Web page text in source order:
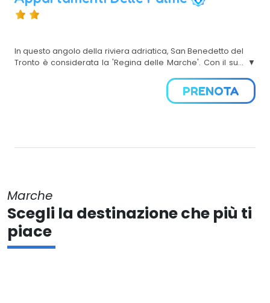
In questo angolo della riviera adriatica, San Benedetto del
Tronto è considerata la 'Regina delle Marche'. Con il suo
servizi e la spiaggia attrezzata con moderni stabilimenti
balneari, rappresenta il luogo ideale per trascorrere una
PRENOTA
Marche
Scegli la destinazione che più ti
piace